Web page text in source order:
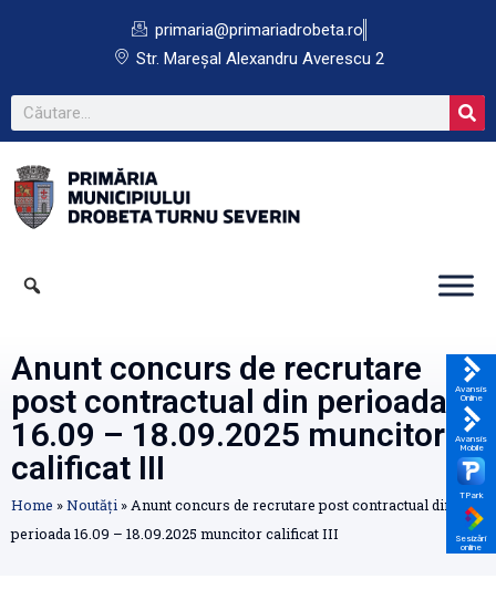
primaria@primariadrobeta.ro
Str. Mareșal Alexandru Averescu 2
Anunt concurs de recrutare
post contractual din perioada
16.09 – 18.09.2025 muncitor
calificat III
Home »Noutăți » Anunt concurs de recrutare post contractual din
perioada 16.09 – 18.09.2025 muncitor calificat III
Avansis
Online
Avansis
Mobile
TPark
Sesizări
online